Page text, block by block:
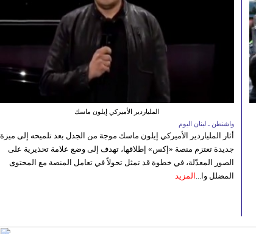
الملياردير الأميركي إيلون ماسك
واشنطن ـ لبنان اليوم
أثار الملياردير الأميركي إيلون ماسك موجة من الجدل بعد تلميحه إلى ميزة
جديدة تعتزم منصة «إكس» إطلاقها، تهدف إلى وضع علامة تحذيرية على
الصور المعدّلة، في خطوة قد تمثل تحولاً في تعامل المنصة مع المحتوى
المضلل وا... المزيد